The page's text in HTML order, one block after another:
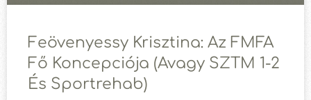
Feövenyessy Krisztina: Az FMFA
Fő Koncepciója (avagy SZTM 1-2
És Sportrehab)